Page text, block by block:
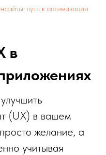
путь к оптимизации
в
(UX) в вашем
желание, а
учитывая